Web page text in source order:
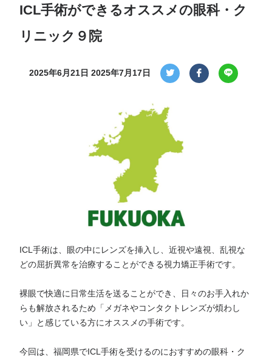
ICL手術ができるオススメの眼科・ク
リニック９院
2025年6月21日 2025年7月17日
ICL手術は、眼の中にレンズを挿入し、近視や遠視、乱視な
どの屈折異常を治療することができる視力矯正手術です。
裸眼で快適に日常生活を送ることができ、日々のお手入れか
らも解放されるため「メガネやコンタクトレンズが煩わし
い」と感じている方にオススメの手術です。
今回は、福岡県でICL手術を受けるのにおすすめの眼科・ク